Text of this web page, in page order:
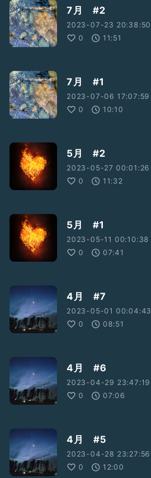
7月 #2
2023-07-23 20:38:50
0
11:51
7月 #1
2023-07-06 17:07:59
0
10:10
5月 #2
2023-05-27 00:01:26
0
11:32
5月 #1
2023-05-11 00:10:38
0
07:41
4月 #7
2023-05-01 00:04:43
0
08:51
4月 #6
2023-04-29 23:47:19
0
07:06
4月 #5
2023-04-28 23:27:56
0
12:00